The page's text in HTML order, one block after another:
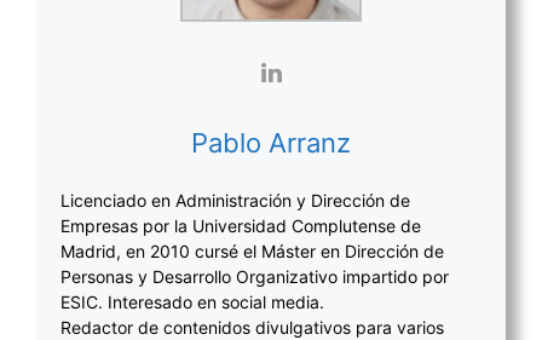
Pablo Arranz
Licenciado en Administración y Dirección de
Empresas por la Universidad Complutense de
Madrid, en 2010 cursé el Máster en Dirección de
Personas y Desarrollo Organizativo impartido por
ESIC. Interesado en social media.
Redactor de contenidos divulgativos para varios